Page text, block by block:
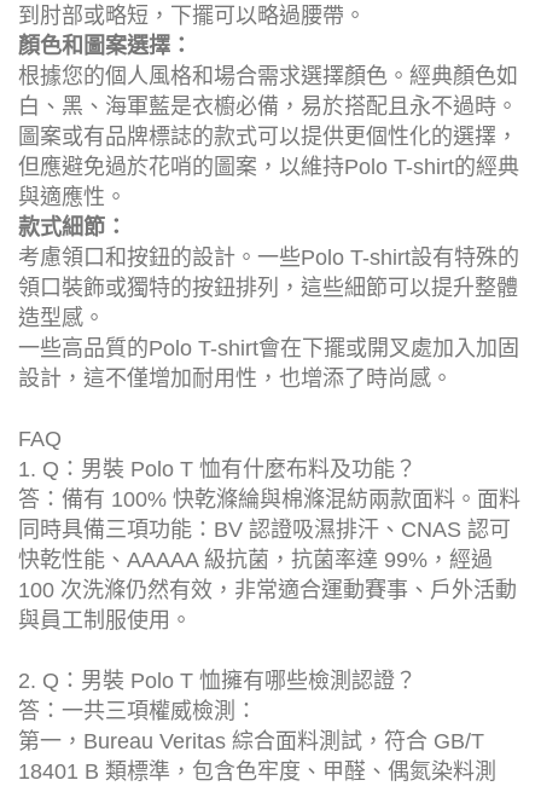
到肘部或略短，下擺可以略過腰帶。
顏色和圖案選擇：
根據您的個人風格和場合需求選擇顏色。經典顏色如
白、黑、海軍藍是衣櫥必備，易於搭配且永不過時。
圖案或有品牌標誌的款式可以提供更個性化的選擇，
但應避免過於花哨的圖案，以維持Polo T-shirt的經典
與適應性。
款式細節：
考慮領口和按鈕的設計。一些Polo T-shirt設有特殊的
領口裝飾或獨特的按鈕排列，這些細節可以提升整體
造型感。
一些高品質的Polo T-shirt會在下擺或開叉處加入加固
設計，這不僅增加耐用性，也增添了時尚感。
FAQ
1. Q：男裝 Polo T 恤有什麼布料及功能？
答：備有 100% 快乾滌綸與棉滌混紡兩款面料。面料
同時具備三項功能：BV 認證吸濕排汗、CNAS 認可
快乾性能、AAAAA 級抗菌，抗菌率達 99%，經過
100 次洗滌仍然有效，非常適合運動賽事、戶外活動
與員工制服使用。
2. Q：男裝 Polo T 恤擁有哪些檢測認證？
答：一共三項權威檢測：
第一，Bureau Veritas 綜合面料測試，符合 GB/T
18401 B 類標準，包含色牢度、甲醛、偶氮染料測